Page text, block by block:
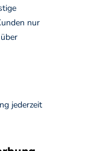
nur
jederzeit